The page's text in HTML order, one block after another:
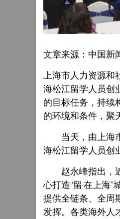
文章来源：中国新
上海市人力资源和
海松江留学人员创
的目标任务，持续
的环境和条件，聚
当天，由上海市
海松江留学人员创
赵永峰指出，近
心打造“留·在上海
提供全链条、全周
发挥。各类海外人